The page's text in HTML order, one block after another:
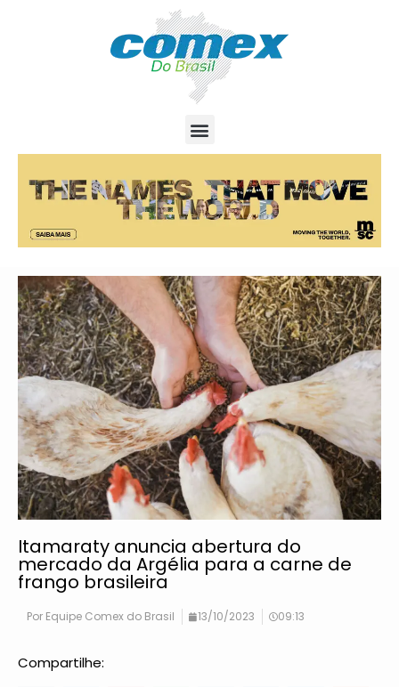
Itamaraty anuncia abertura do
mercado da Argélia para a carne de
frango brasileira
Por Equipe Comex do Brasil 13/10/2023 09:13
Compartilhe: